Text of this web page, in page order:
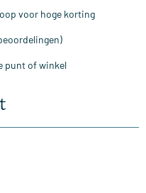
voor hoge korting
punt of winkel